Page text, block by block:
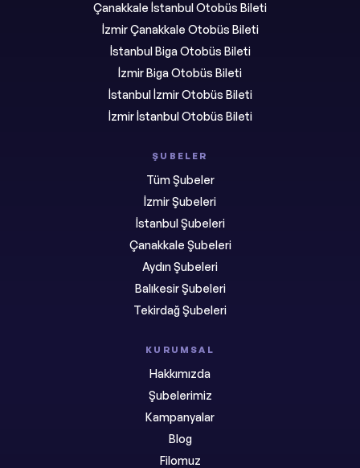
Çanakkale İstanbul Otobüs Bileti
İzmir Çanakkale Otobüs Bileti
İstanbul Biga Otobüs Bileti
İzmir Biga Otobüs Bileti
İstanbul İzmir Otobüs Bileti
İzmir İstanbul Otobüs Bileti
ŞUBELER
Tüm Şubeler
İzmir Şubeleri
İstanbul Şubeleri
Çanakkale Şubeleri
Aydın Şubeleri
Balıkesir Şubeleri
Tekirdağ Şubeleri
KURUMSAL
Hakkımızda
Şubelerimiz
Kampanyalar
Blog
Filomuz